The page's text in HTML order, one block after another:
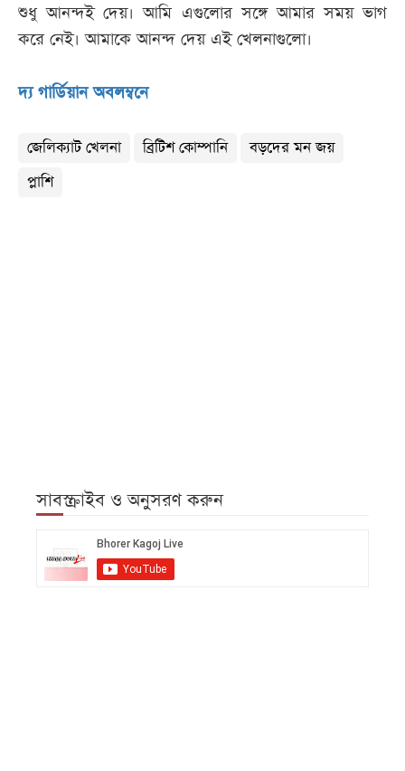
শুধু আনন্দই দেয়। আমি এগুলোর সঙ্গে আমার সময় ভাগ
করে নেই। আমাকে আনন্দ দেয় এই খেলনাগুলো।
দ্য গার্ডিয়ান অবলম্বনে
জেলিক্যাট খেলনা ব্রিটিশ কোম্পানি
বড়দের মন জয়
প্লাশি
সাবস্ক্রাইব ও অনুসরণ করুন